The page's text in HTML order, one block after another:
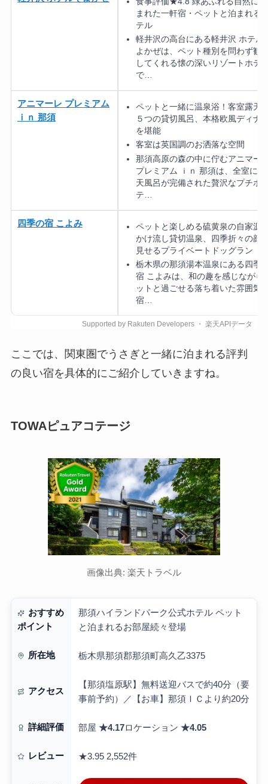
まれた一軒宿・ペットと泊まれる
テル
軽井沢の高台にある軽井沢 ホテル
よかぜは、ペット種別を問わず歓
してくれる懐の深いリゾートホテ
で…
アニマーレ プレミアム
ｉｎ 那須
ペットと一緒に温泉浴！客室露天
５つの貸切風呂、本格欧風ディナ
を堪能
客室は英国調のお洒落な空間
那須高原の森の中に佇むアニマー
プレミアム ｉｎ 那須は、全室に露
天風呂が完備された贅沢なプチホ
テ…
四季の宿 こよみ
ペットと楽しめる硫黄泉の自家源
かけ流し貸切温泉、四季折々の顔
見せるプライベートドッグラン
栃木県の那須湯本温泉にある四季
宿 こよみは、和の趣を感じながら
ットと過ごせる落ち着いた雰囲気
宿…
ここでは、関東圏でうさぎと一緒に泊まれる評判
の良い宿を具体的にご紹介していきますね。
TOWAピュアコテージ
画像出典: 楽天トラベル
おすすめ
ポイント
那須ハイランドパーク公式ホテル ペット
と泊まれるお部屋続々登場
所在地 栃木県那須郡那須町高久乙3375
アクセス
【那須塩原駅】無料送迎バスで約40分（要
事前予約）／【お車】那須ＩＣより約20分
詳細評価 部屋 ★4.17ロケーション ★4.05
レビュー ★3.95 2,552件